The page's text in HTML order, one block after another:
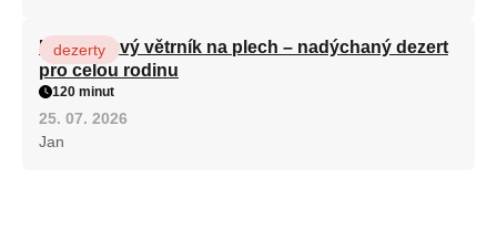
Karamelový větrník na plech – nadýchaný dezert
pro celou rodinu
dezerty
120 minut
25. 07. 2026
Jan